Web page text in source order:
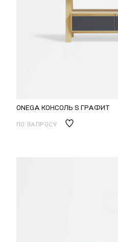
ONEGA КОНСОЛЬ S ГРАФИТ
ПО ЗАПРОСУ